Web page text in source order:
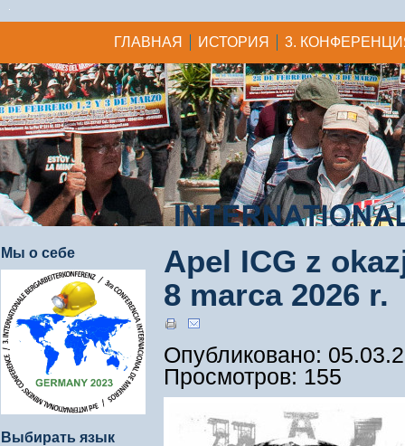
ГЛАВНАЯ ИСТОРИЯ 3.
Мы о себе
Выбирать язык
Apel ICG z
8 marca 2026 r.
Опубликовано:
Просмотров: 155